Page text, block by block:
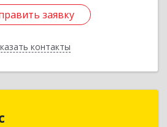
заявку
контакты
заявку
Назад